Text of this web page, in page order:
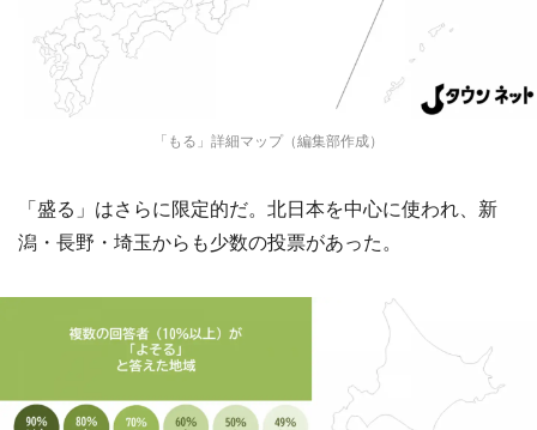
「もる」詳細マップ（編集部作成）
「盛る」はさらに限定的だ。北日本を中心に使われ、新
潟・長野・埼玉からも少数の投票があった。